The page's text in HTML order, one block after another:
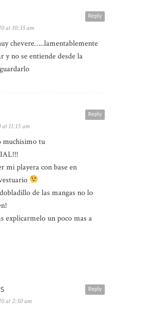
Reply
at 10:35 am
chevere…..lamentablemente
y no se entiende desde la
Reply
at 11:15 am
muchisimo tu
mi playera con base en
de las mangas no lo
explicarmelo un poco mas a
Reply
at 2:50 am